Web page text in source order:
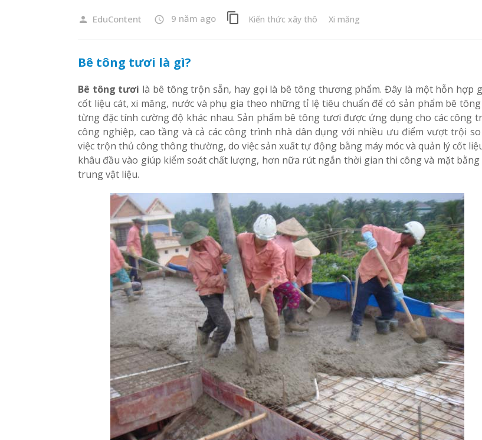
person EduContent access_time 9 năm ago content_copy Kiến thức xây thô Xi măng
Bê tông tươi là gì?
Bê tông tươi là bê tông trộn sẵn, hay gọi là bê tông thương phẩm. Đây là một hỗn hợp
cốt liệu cát, xi măng, nước và phụ gia theo những tỉ lệ tiêu chuẩn để có sản phẩm bê
từng đặc tính cường độ khác nhau. Sản phẩm bê tông tươi được ứng dụng cho các công
công nghiệp, cao tầng và cả các công trình nhà dân dụng với nhiều ưu điểm vượt trội
việc trộn thủ công thông thường, do việc sản xuất tự động bằng máy móc và quản lý cốt
khâu đầu vào giúp kiểm soát chất lượng, hơn nữa rút ngắn thời gian thi công và mặt bằng
trung vật liệu.